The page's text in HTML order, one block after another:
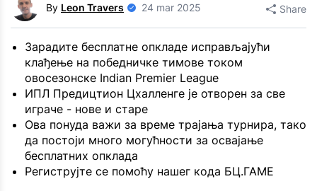
By Leon Travers 24 mar 2025 Share
Зарадите бесплатне опкладе исправљајући
клађење на победничке тимове током
овосезонске Indian Premier League
ИПЛ Предицтион Цхалленге је отворен за све
играче - нове и старе
Ова понуда важи за време трајања турнира, тако
да постоји много могућности за освајање
бесплатних опклада
Региструјте се помоћу нашег кода БЦ.ГАМЕ